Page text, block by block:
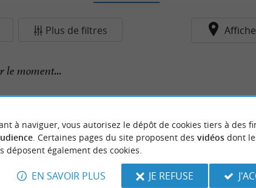
Plus de filtres
le moment...
à naviguer, vous autorisez le dépôt de cookies tiers à des
. Certaines pages du site proposent des vidéosdont
déposent également des cookies.
EN SAVOIR PLUS JE REFUSE